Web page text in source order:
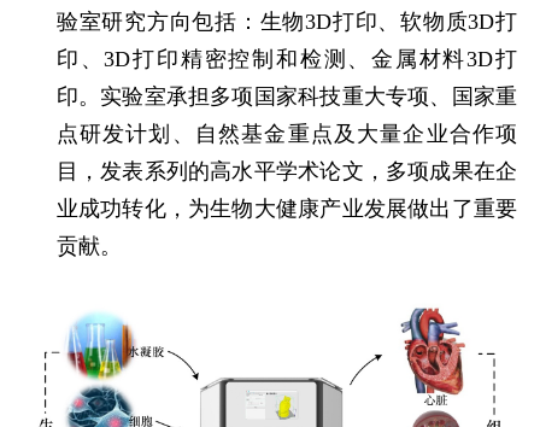
验室研究方向包括：生物3D打印、软物质3D打
印、3D打印精密控制和检测、金属材料3D打
印。实验室承担多项国家科技重大专项、国家重
点研发计划、自然基金重点及大量企业合作项
目，发表系列的高水平学术论文，多项成果在企
业成功转化，为生物大健康产业发展做出了重要
贡献。